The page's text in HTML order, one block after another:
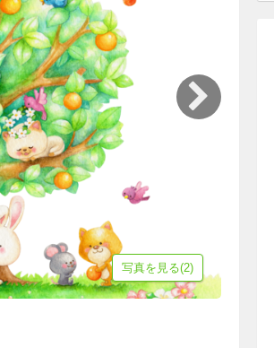
写真を見る(2)